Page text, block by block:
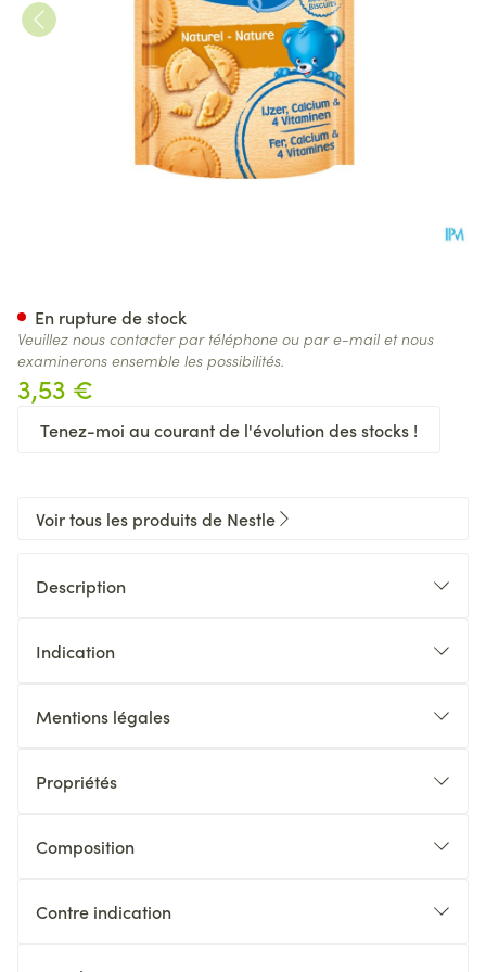
3,53 €
Tenez-moi au courant de l'évolution des stocks !
En rupture de stock
Veuillez nous contacter par téléphone ou par e-mail et nous
examinerons ensemble les possibilités.
Voir tous les produits de Nestle
Description
Indication
Mentions légales
Propriétés
Composition
Contre indication